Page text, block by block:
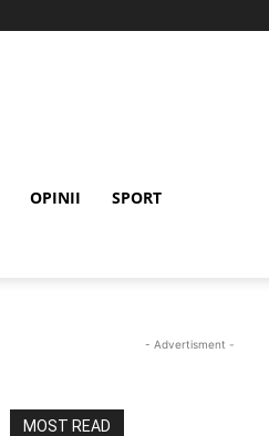
OPINII SPORT
- Advertisment -
MOST READ